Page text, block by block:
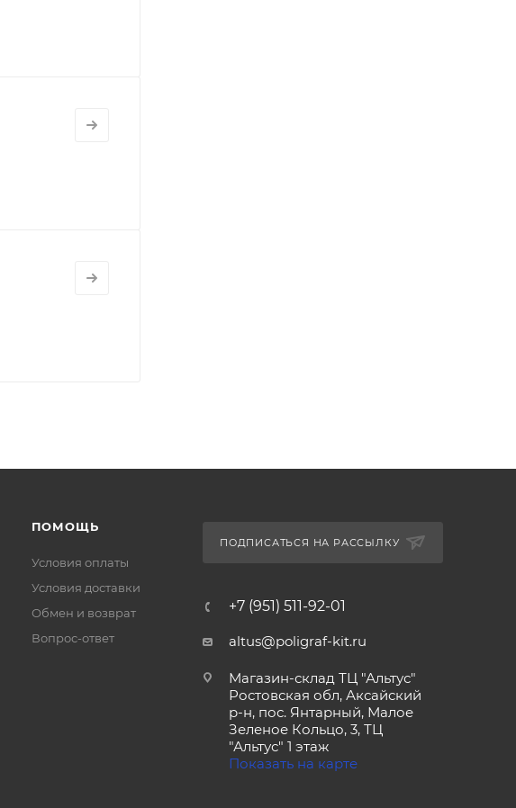
ПОМОЩЬ
Условия оплаты
Условия доставки
Обмен и возврат
Вопрос-ответ
ПОДПИСАТЬСЯ НА РАССЫЛКУ
+7 (951) 511-92-01
altus@poligraf-kit.ru
Магазин-склад ТЦ "Альтус"
Ростовская обл, Аксайский
р-н, пос. Янтарный, Малое
Зеленое Кольцо, 3, ТЦ
"Альтус" 1 этаж
Показать на карте